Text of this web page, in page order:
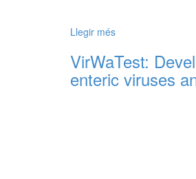
Llegir més
VirWaTest:
enteric viruses